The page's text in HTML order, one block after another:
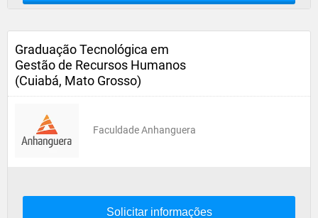
Graduação Tecnológica em
Gestão de Recursos Humanos
(Cuiabá, Mato Grosso)
Faculdade Anhanguera
Solicitar informações